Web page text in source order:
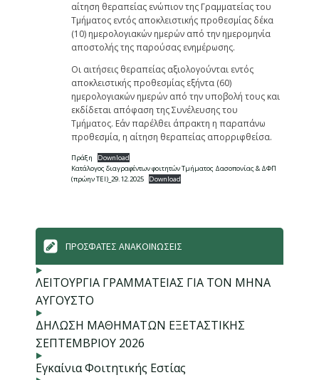
αίτηση θεραπείας ενώπιον της Γραμματείας του
Τμήματος εντός αποκλειστικής προθεσμίας δέκα
(10) ημερολογιακών ημερών από την ημερομηνία
αποστολής της παρούσας ενημέρωσης.
Οι αιτήσεις θεραπείας αξιολογούνται εντός
αποκλειστικής προθεσμίας εξήντα (60)
ημερολογιακών ημερών από την υποβολή τους και
εκδίδεται απόφαση της Συνέλευσης του
Τμήματος. Εάν παρέλθει άπρακτη η παραπάνω
προθεσμία, η αίτηση θεραπείας απορριφθείσα.
Πράξη
Download
Κατάλογος διαγραφέντων φοιτητών Τμήματος Δασοπονίας & ΔΦΠ
(πρώην ΤΕΙ)_29.12.2025
Download
ΠΡΟΣΦΑΤΕΣ ΑΝΑΚΟΙΝΩΣΕΙΣ
ΛΕΙΤΟΥΡΓΙΑ ΓΡΑΜΜΑΤΕΙΑΣ ΓΙΑ ΤΟΝ ΜΗΝΑ
ΑΥΓΟΥΣΤΟ
ΔΗΛΩΣΗ ΜΑΘΗΜΑΤΩΝ ΕΞΕΤΑΣΤΙΚΗΣ
ΣΕΠΤΕΜΒΡΙΟΥ 2026
Εγκαίνια Φοιτητικής Εστίας